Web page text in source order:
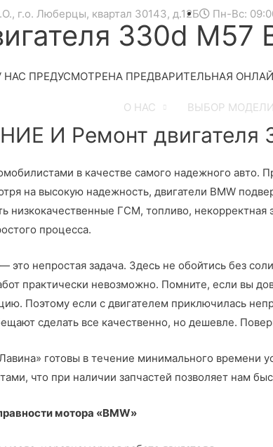
г.о. Люберцы, квартал 30143, д.12Б Пн-Вс:
О НАС ВЫБОР МОДЕЛИ
330d M57
НАС ПРЕДУСМОТРЕНА ПРЕДВАРИТЕЛЬНАЯ
И Ремонт двигателя
в качестве самого надежного авто.
на высокую надежность, двигатели BMW
низкокачественные ГСМ, топливо,
процесса.
— это непростая задача. Здесь не обойтись без
практически невозможно. Помните, если вы
Поэтому если с двигателем приключилась
сделать все качественно, но дешевле.
готовы в течение минимального времени
что при наличии запчастей позволяет нам
мотора «BMW»